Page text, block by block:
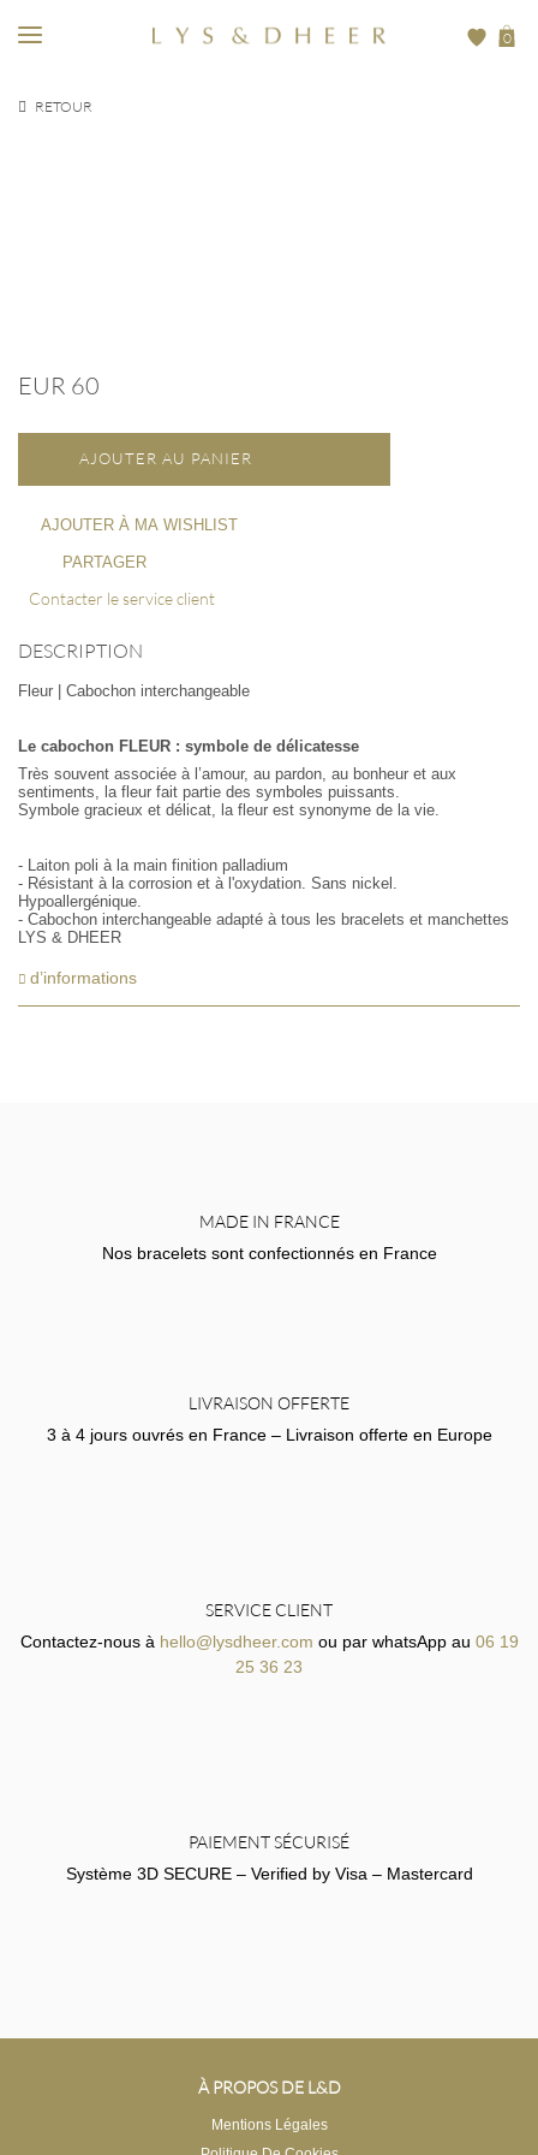
0
RETOUR
EUR 60
AJOUTER AU PANIER
AJOUTER À MA WISHLIST
PARTAGER
Contacter le service client
DESCRIPTION
Fleur | Cabochon interchangeable
Le cabochon FLEUR : symbole de délicatesse
Très souvent associée à l’amour, au pardon, au bonheur et aux
sentiments, la fleur fait partie des symboles puissants.
Symbole gracieux et délicat, la fleur est synonyme de la vie.
- Laiton poli à la main finition palladium
- Résistant à la corrosion et à l'oxydation. Sans nickel.
Hypoallergénique.
- Cabochon interchangeable adapté à tous les bracelets et manchettes
LYS & DHEER
d’informations
MADE IN FRANCE
Nos bracelets sont confectionnés en France
LIVRAISON OFFERTE
3 à 4 jours ouvrés en France – Livraison offerte en Europe
SERVICE CLIENT
Contactez-nous à hello@lysdheer.com ou par whatsApp au 06 19
25 36 23
PAIEMENT SÉCURISÉ
Système 3D SECURE – Verified by Visa – Mastercard
À PROPOS DE L&D
Mentions Légales